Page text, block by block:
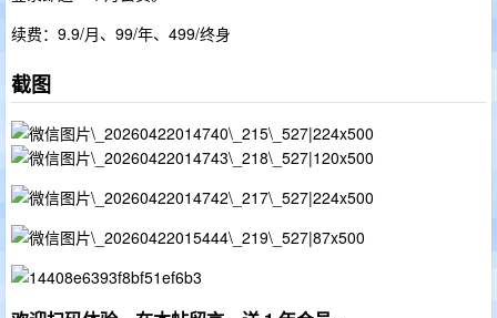
续费：9.9/月、99/年、499/终身
截图